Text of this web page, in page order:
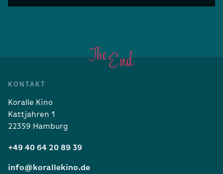
KONTAKT
Koralle Kino
Kattjahren 1
22359 Hamburg
+49 40 64 20 89 39
info@korallekino.de